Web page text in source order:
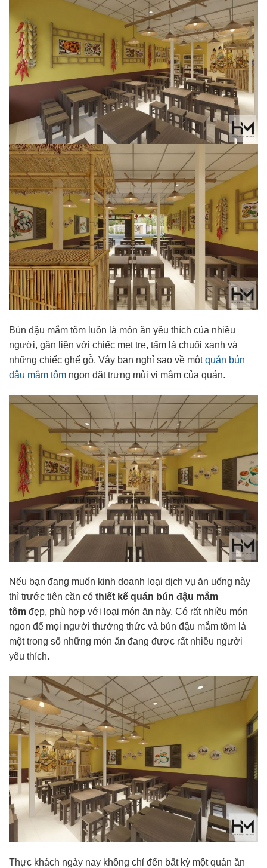
Bún đậu mắm tôm luôn là món ăn yêu thích của nhiều
người, găn liền với chiếc mẹt tre, tấm lá chuối xanh và
những chiếc ghế gỗ. Vậy bạn nghỉ sao về mộtquán bún
đậu mắm tôm ngon đặt trưng mùi vị mắm của quán.
Nếu bạn đang muốn kinh doanh loại dịch vụ ăn uống này
thì trước tiên cần có thiết kế quán bún đậu mắm
tôm đẹp, phù hợp với loại món ăn này. Có rất nhiều món
ngon để mọi người thưởng thức và bún đậu mắm tôm là
một trong số những món ăn đang được rất nhiều người
yêu thích.
Thực khách ngày nay không chỉ đến bất kỳ một quán ăn